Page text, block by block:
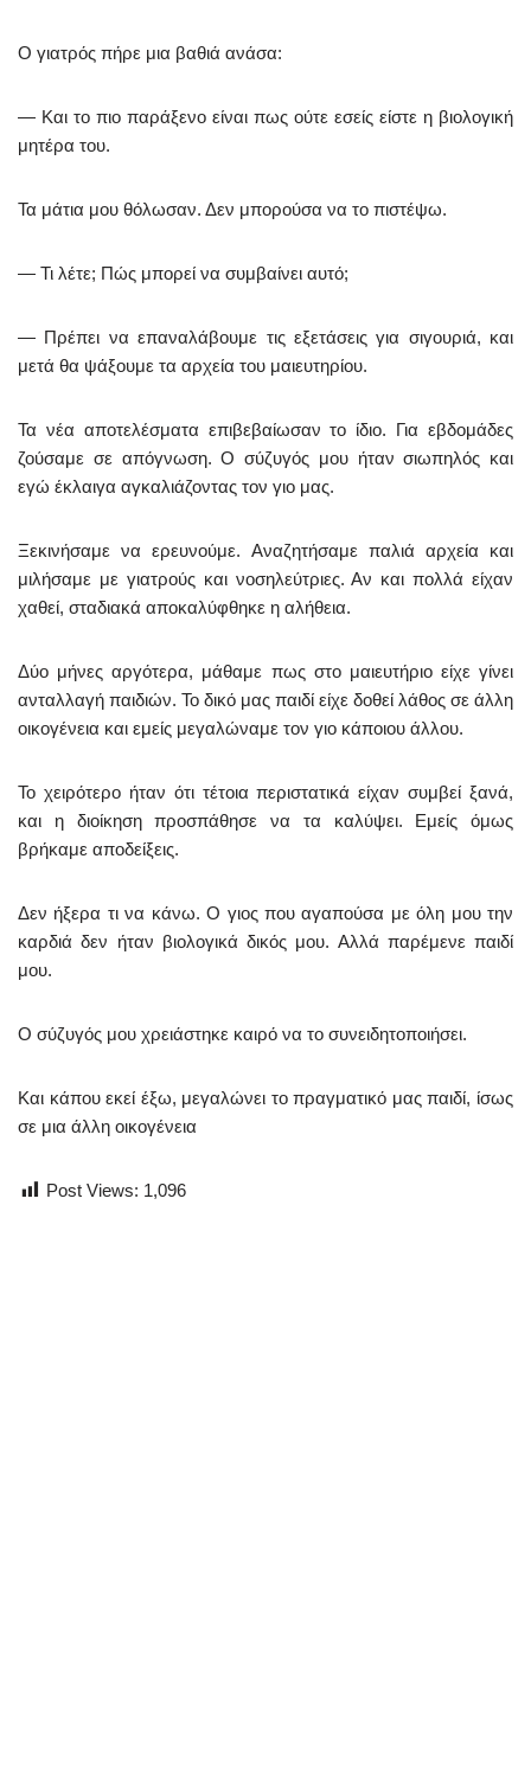
Ο γιατρός πήρε μια βαθιά ανάσα:
— Και το πιο παράξενο είναι πως ούτε εσείς είστε η βιολογική
μητέρα του.
Τα μάτια μου θόλωσαν. Δεν μπορούσα να το πιστέψω.
— Τι λέτε; Πώς μπορεί να συμβαίνει αυτό;
— Πρέπει να επαναλάβουμε τις εξετάσεις για σιγουριά, και
μετά θα ψάξουμε τα αρχεία του μαιευτηρίου.
Τα νέα αποτελέσματα επιβεβαίωσαν το ίδιο. Για εβδομάδες
ζούσαμε σε απόγνωση. Ο σύζυγός μου ήταν σιωπηλός και
εγώ έκλαιγα αγκαλιάζοντας τον γιο μας.
Ξεκινήσαμε να ερευνούμε. Αναζητήσαμε παλιά αρχεία και
μιλήσαμε με γιατρούς και νοσηλεύτριες. Αν και πολλά είχαν
χαθεί, σταδιακά αποκαλύφθηκε η αλήθεια.
Δύο μήνες αργότερα, μάθαμε πως στο μαιευτήριο είχε γίνει
ανταλλαγή παιδιών. Το δικό μας παιδί είχε δοθεί λάθος σε άλλη
οικογένεια και εμείς μεγαλώναμε τον γιο κάποιου άλλου.
Το χειρότερο ήταν ότι τέτοια περιστατικά είχαν συμβεί ξανά,
και η διοίκηση προσπάθησε να τα καλύψει. Εμείς όμως
βρήκαμε αποδείξεις.
Δεν ήξερα τι να κάνω. Ο γιος που αγαπούσα με όλη μου την
καρδιά δεν ήταν βιολογικά δικός μου. Αλλά παρέμενε παιδί
μου.
Ο σύζυγός μου χρειάστηκε καιρό να το συνειδητοποιήσει.
Και κάπου εκεί έξω, μεγαλώνει το πραγματικό μας παιδί, ίσως
σε μια άλλη οικογένεια
Post Views: 1,096